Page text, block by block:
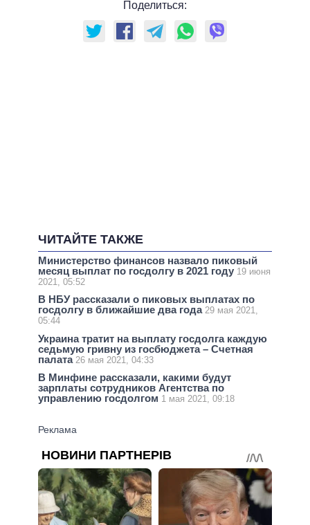
Поделиться:
ЧИТАЙТЕ ТАКЖЕ
Министерство финансов назвало пиковый
месяц выплат по госдолгу в 2021 году 19 июня
2021, 05:52
В НБУ рассказали о пиковых выплатах по
госдолгу в ближайшие два года 29 мая 2021,
05:44
Украина тратит на выплату госдолга каждую
седьмую гривну из госбюджета – Счетная
палата 26 мая 2021, 04:33
В Минфине рассказали, какими будут
зарплаты сотрудников Агентства по
управлению госдолгом 1 мая 2021, 09:18